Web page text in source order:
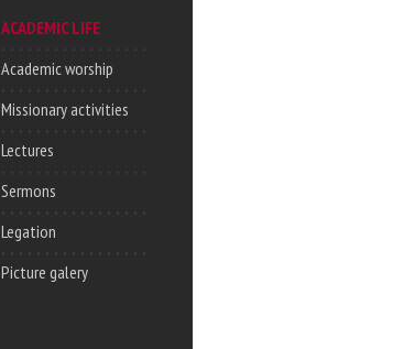
ACADEMIC LIFE
Academic worship
Missionary activities
Lectures
Sermons
Legation
Picture galery